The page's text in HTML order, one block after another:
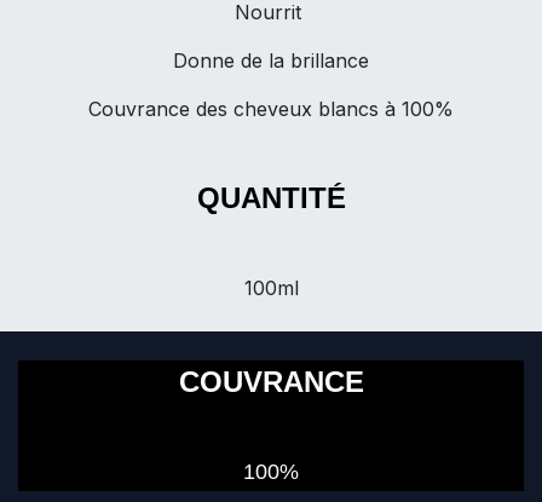
Nourrit
Donne de la brillance
Couvrance des cheveux blancs à 100%
QUANTITÉ
100ml
COUVRANCE
100%